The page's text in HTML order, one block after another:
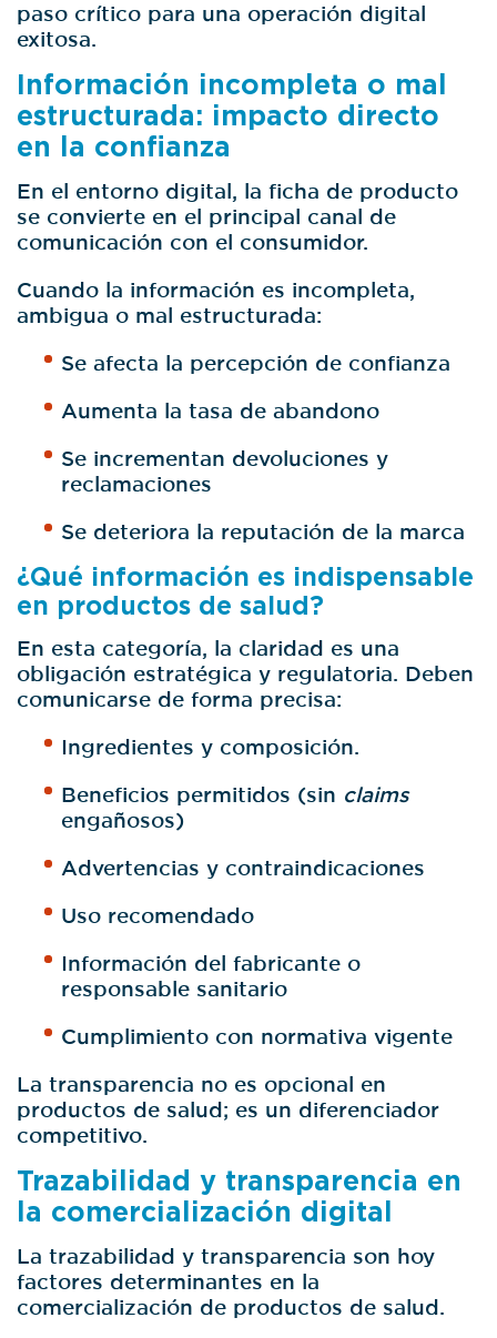
paso crítico para una operación digital
exitosa.
Información incompleta o mal
estructurada: impacto directo
en la confianza
En el entorno digital, la ficha de producto
se convierte en el principal canal de
comunicación con el consumidor.
Cuando la información es incompleta,
ambigua o mal estructurada:
Se afecta la percepción de confianza
Aumenta la tasa de abandono
Se incrementan devoluciones y
reclamaciones
Se deteriora la reputación de la marca
¿Qué información es indispensable
en productos de salud?
En esta categoría, la claridad es una
obligación estratégica y regulatoria. Deben
comunicarse de forma precisa:
Ingredientes y composición.
Beneficios permitidos (sin
claims
engañosos)
Advertencias y contraindicaciones
Uso recomendado
Información del fabricante o
responsable sanitario
Cumplimiento con normativa vigente
La transparencia no es opcional en
productos de salud; es un diferenciador
competitivo.
Trazabilidad y transparencia en
la comercialización digital
La trazabilidad y transparencia son hoy
factores determinantes en la
comercialización de productos de salud.